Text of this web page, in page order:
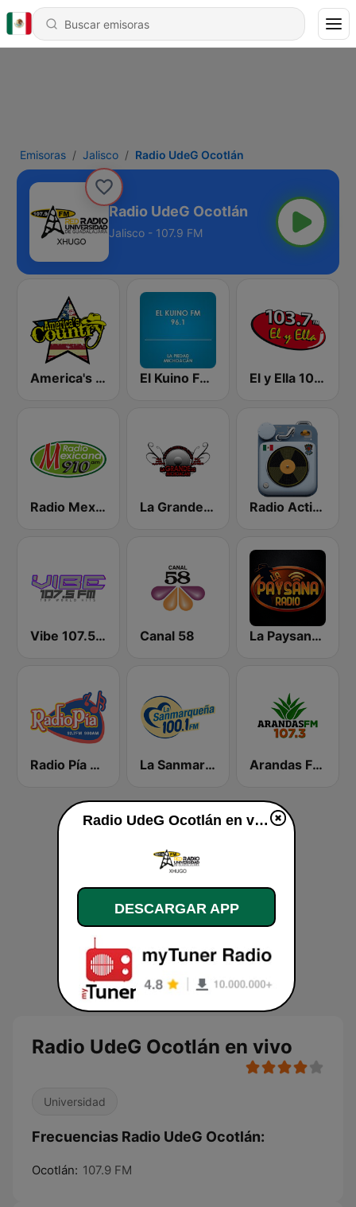
Emisoras Jalisco Radio UdeG Ocotlán
Radio UdeG Ocotlán
Jalisco - 107.9 FM
America's Country El Kuino FM 96.1 El y Ella 103.7 FM
Radio Mexicana 910 AM La Grande de Michoacán Radio Activa de Michoacán
Vibe 107.5 FM Canal 58 La Paysana Radio
Radio Pía 92.7 FM La Sanmarqueña Arandas FM 107.3
Radio UdeG Ocotlán en vivo
Universidad
Frecuencias Radio UdeG Ocotlán:
Ocotlán: 107.9 FM
Radio UdeG Ocotlán en vivo
DESCARGAR APP